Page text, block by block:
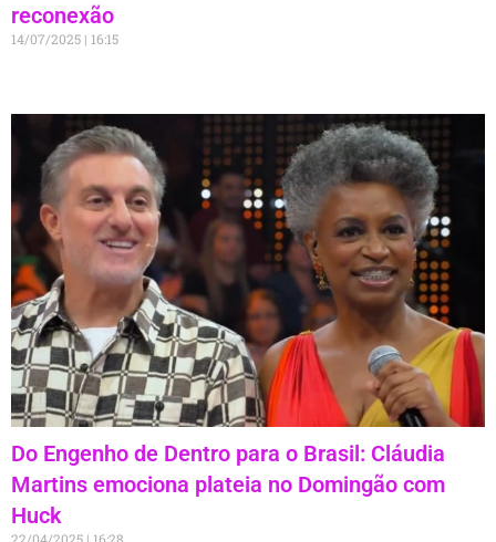
reconexão
14/07/2025 16:15
Do Engenho de Dentro para o Brasil: Cláudia
Martins emociona plateia no Domingão com
Huck
22/04/2025 16:28